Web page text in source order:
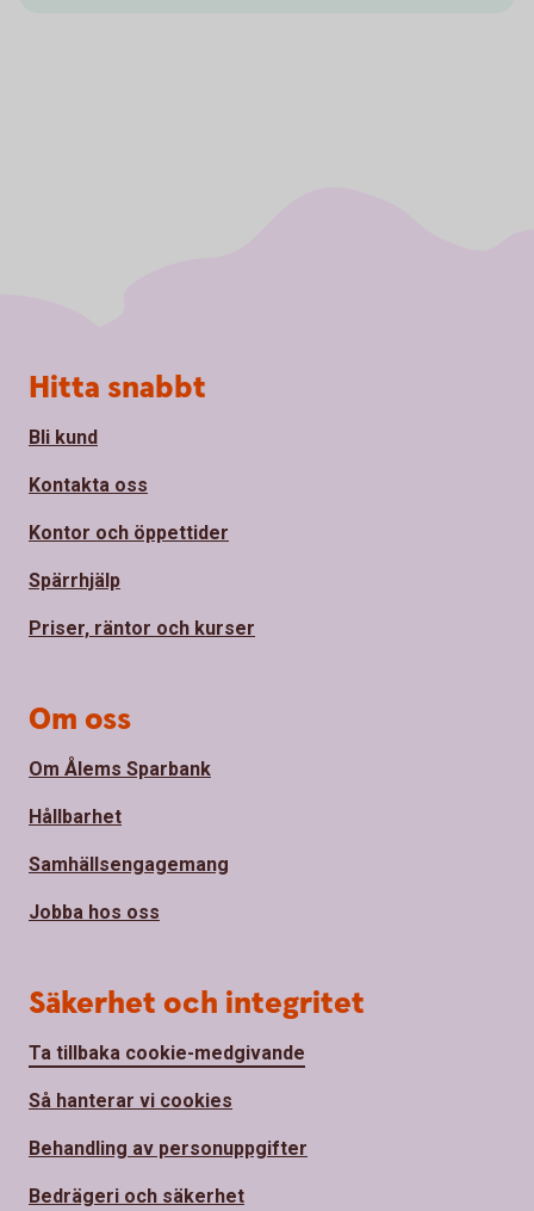
Sidfot
Hitta snabbt
Bli kund
Kontakta oss
Kontor och öppettider
Spärrhjälp
Priser, räntor och kurser
Om oss
Om Ålems Sparbank
Hållbarhet
Samhällsengagemang
Jobba hos oss
Säkerhet och integritet
Ta tillbaka cookie-medgivande
Så hanterar vi cookies
Behandling av personuppgifter
Bedrägeri och säkerhet